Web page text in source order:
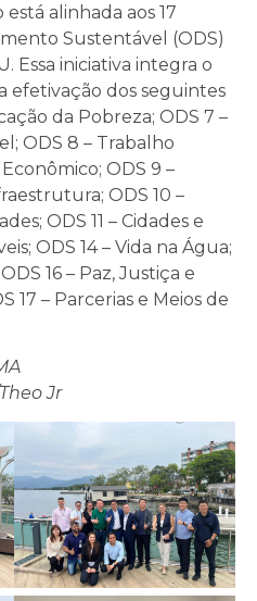
alinhada aos 17
Sustentável (ODS)
Essa iniciativa integra o
efetivação dos seguintes
da Pobreza; ODS 7 –
ODS 8 – Trabalho
ODS 9 –
ODS 10 –
ODS 11 – Cidades e
ODS 14 – Vida na Água;
16 – Paz, Justiça e
17 – Parcerias e Meios de
Jr